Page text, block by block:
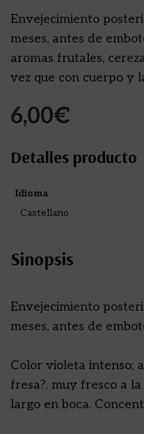
Envejecimiento
meses, antes de
aromas frutales,
vez que con cuerpo y
6,00€
Detalles producto
Idioma
Castellano
Sinopsis
Envejecimiento
meses, antes de
Color violeta intenso;
fresa?. muy fresco a
largo en boca.